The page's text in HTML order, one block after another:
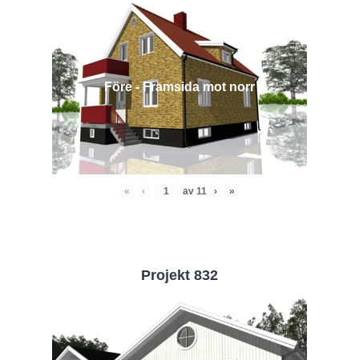
Före - Framsida mot norr
« ‹ av 11 › »
Projekt 832